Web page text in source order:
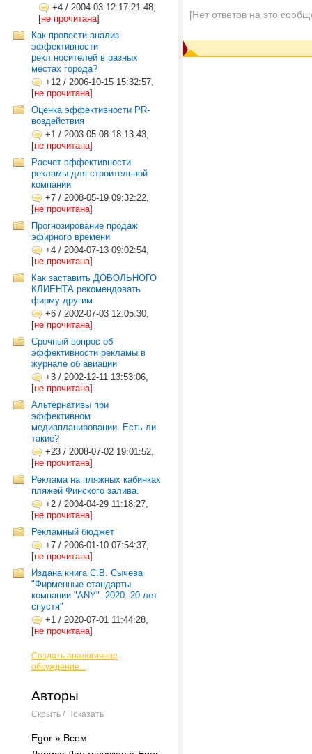
+4 / 2004-03-12 17:21:48,
[не прочитана]
Как провести анализ
эффективности
рекл.носителей в разных
местах города?
+12 / 2006-10-15 15:32:57,
[не прочитана]
Оценка эффективности PR-
воздействия
+1 / 2003-05-08 18:13:43,
[не прочитана]
Расчет эффективности
рекламы для строительной
компании
+7 / 2008-05-19 09:32:22,
[не прочитана]
Прогнозирование продаж
эфирного времени
+4 / 2004-07-13 09:02:54,
[не прочитана]
Как заставить ДОВОЛЬНОГО
КЛИЕНТА рекомендовать
фирму другим
+6 / 2002-07-03 12:05:30,
[не прочитана]
Срочный вопрос об
эффективности рекламы в
журнале об авиации
+3 / 2002-12-11 13:53:06,
[не прочитана]
Альтернативы при
эффективном
медиапланировании. Есть ли
такие?
+23 / 2008-07-02 19:01:52,
[не прочитана]
Реклама на пляжных кабинках
пляжей Финского залива.
+2 / 2004-04-29 11:18:27,
[не прочитана]
Рекламный бюджет
+7 / 2006-01-10 07:54:37,
[не прочитана]
Издана книга С.В. Сычева
"Фирменные стандарты
компании "ANY". 2020. 20 лет
спустя"
+1 / 2020-07-01 11:44:28,
[не прочитана]
Создать аналогичное
обсуждение...
Авторы
Скрыть / Показать
Egor » Всем
[Нет ответов на это